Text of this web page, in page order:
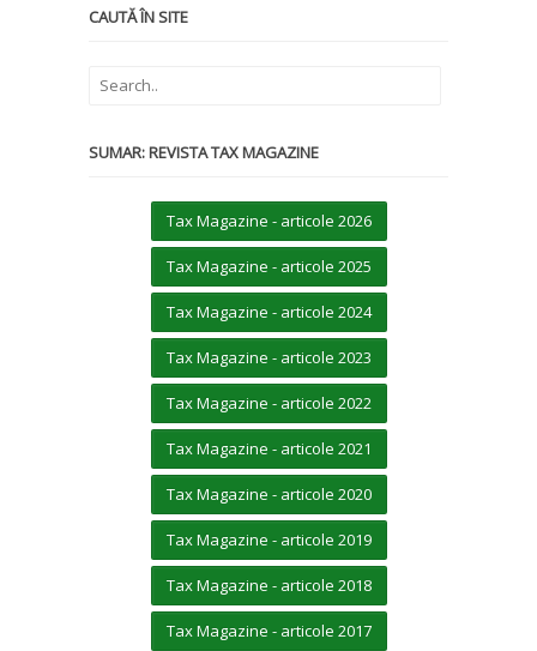
CAUTĂ ÎN SITE
SUMAR: REVISTA TAX MAGAZINE
Tax Magazine - articole 2026
Tax Magazine - articole 2025
Tax Magazine - articole 2024
Tax Magazine - articole 2023
Tax Magazine - articole 2022
Tax Magazine - articole 2021
Tax Magazine - articole 2020
Tax Magazine - articole 2019
Tax Magazine - articole 2018
Tax Magazine - articole 2017